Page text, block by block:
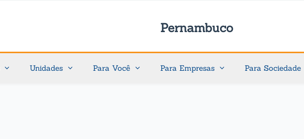
Pernambuco
Unidades Para Você Para Empresas Para Sociedade